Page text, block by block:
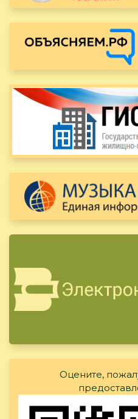
Оцените,